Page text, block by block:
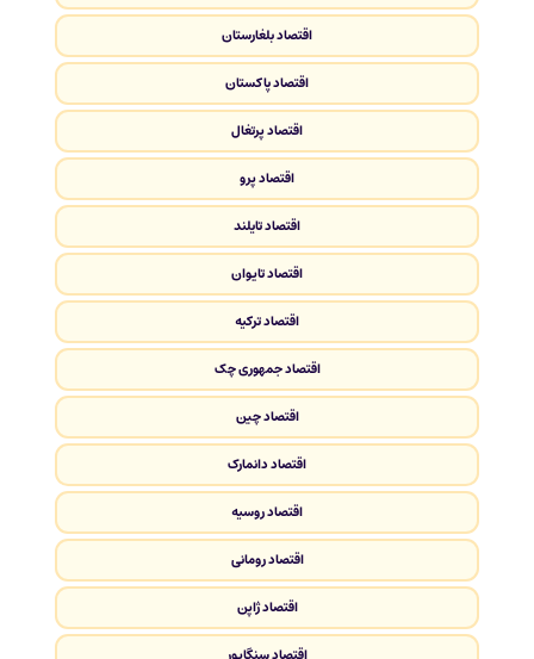
اقتصاد بلغارستان
اقتصاد پاکستان
اقتصاد پرتغال
اقتصاد پرو
اقتصاد تایلند
اقتصاد تایوان
اقتصاد ترکیه
اقتصاد جمهوری چک
اقتصاد چین
اقتصاد دانمارک
اقتصاد روسیه
اقتصاد رومانی
اقتصاد ژاپن